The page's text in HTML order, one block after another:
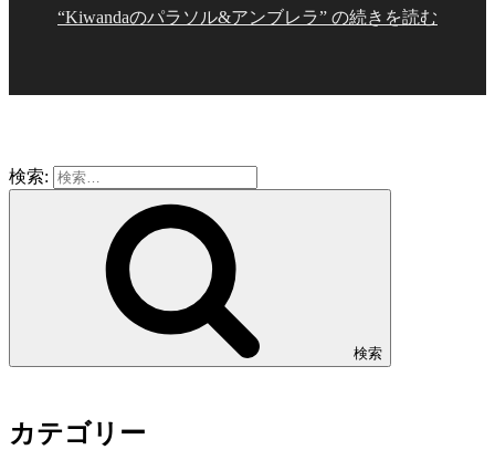
“Kiwandaのパラソル&アンブレラ” の続きを読む
検索:
検索
カテゴリー